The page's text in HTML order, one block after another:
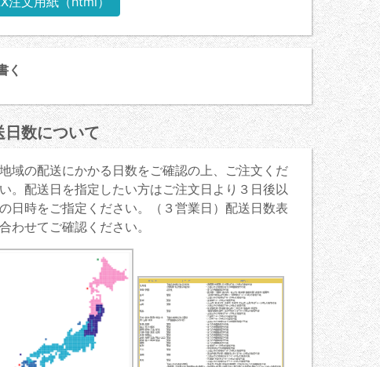
く
日数について
域の配送にかかる日数をご確認の上、ご注文くだ
。配送日を指定したい方はご注文日より３日後以
日時をご指定ください。（３営業日）配送日数表
わせてご確認ください。